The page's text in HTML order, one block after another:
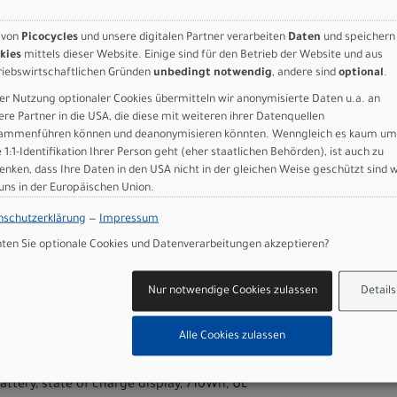
einem Knopfdruck ausschaltet, damit niemand den Motor
Schutz rastet der Akku des Como im Fahrrad ein
es, Banditen. SILENT: Turbo-Vollleistungsmotor sorgt für eine
ruhige Fahrt in jedem Gelände. Die
je nach Region erheblich variieren und basiert auf lokalen
Drehzahlbegrenzung kann zu einem geringeren Bereich
custom tuned motor, 250W nominal
state of charge display, 710Wh, UL
Picocycles und unsere digitalen Partner verarbeiten Daten und speichern
mittels dieser Website. Einige sind für den Betrieb der Website und aus
Gründen unbedingt notwendig, andere sind optional.
Nutzung optionaler Cookies übermitteln wir anonymisierte Daten u.a. an
Partner in die USA, die diese mit weiteren ihrer Datenquellen
können und deanonymisieren könnten. Wenngleich es kaum um
1:1-Identifikation Ihrer Person geht (eher staatlichen Behörden), ist auch zu
dass Ihre Daten in den USA nicht in der gleichen Weise geschützt sind
in der Europäischen Union.
— Impressum
Sie optionale Cookies und Datenverarbeitungen akzeptieren?
Details
Nur notwendige Cookies zulassen
Alle Cookies zulassen